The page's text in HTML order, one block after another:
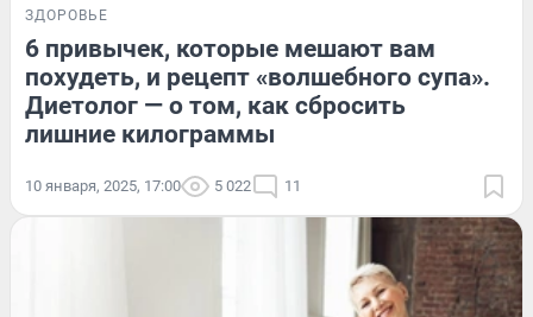
ЗДОРОВЬЕ
6 привычек, которые мешают вам
похудеть, и рецепт «волшебного супа».
Диетолог — о том, как сбросить
лишние килограммы
10 января, 2025, 17:00 5 022 11